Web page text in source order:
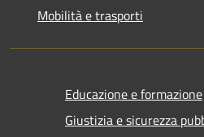
Mobilità e trasporti
Educazione e formazione
Giustizia e sicurezza